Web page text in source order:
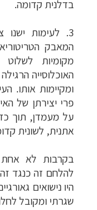
בדלנית קדומה.
3. לעימות
המאבק
מקומיות
האוכלוסייה
ומקיימות אותו.
פרי יצירתן של
על מעמדן, תוך
אתנית, לשונית
בקרבות לא אחת
להלחם זה כנגד
היו נישואים
שגרתי ומקובל